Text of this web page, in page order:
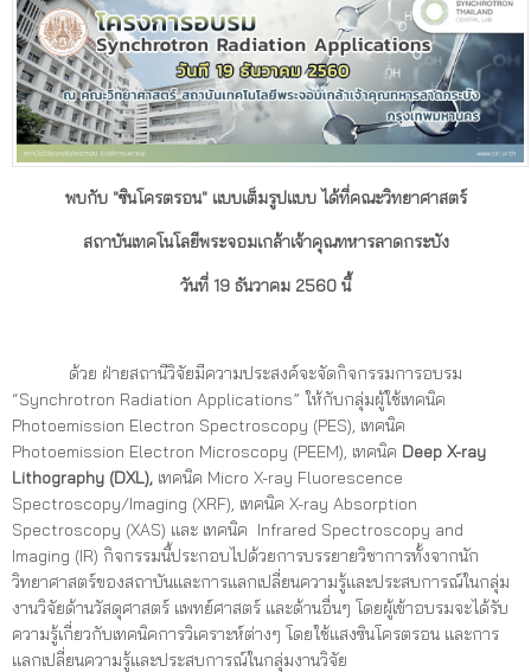
พบกับ "ซินโครตรอน" แบบเต็มรูปแบบ ได้ที่คณะวิทยาศาสตร์
สถาบันเทคโนโลยีพระจอมเกล้าเจ้าคุณทหารลาดกระบัง
วันที่ 19 ธันวาคม 2560 นี้
ด้วย ฝ่ายสถานีวิจัยมีความประสงค์จะจัดกิจกรรมการอบรม
“Synchrotron Radiation Applications” ให้กับกลุ่มผู้ใช้เทคนิค
Photoemission Electron Spectroscopy (PES), เทคนิค
Photoemission Electron Microscopy (PEEM), เทคนิค Deep X-ray
Lithography (DXL), เทคนิค Micro X-ray Fluorescence
Spectroscopy/Imaging (XRF), เทคนิค X-ray Absorption
Spectroscopy (XAS) และ เทคนิค Infrared Spectroscopy and
Imaging (IR) กิจกรรมนี้ประกอบไปด้วยการบรรยายวิชาการทั้งจากนัก
วิทยาศาสตร์ของสถาบันและการแลกเปลี่ยนความรู้และประสบการณ์ในกลุ่ม
งานวิจัยด้านวัสดุศาสตร์ แพทย์ศาสตร์ และด้านอื่นๆ โดยผู้เข้าอบรมจะได้รับ
ความรู้เกี่ยวกับเทคนิคการวิเคราะห์ต่างๆ โดยใช้แสงซินโครตรอน และการ
แลกเปลี่ยนความรู้และประสบการณ์ในกลุ่มงานวิจัย